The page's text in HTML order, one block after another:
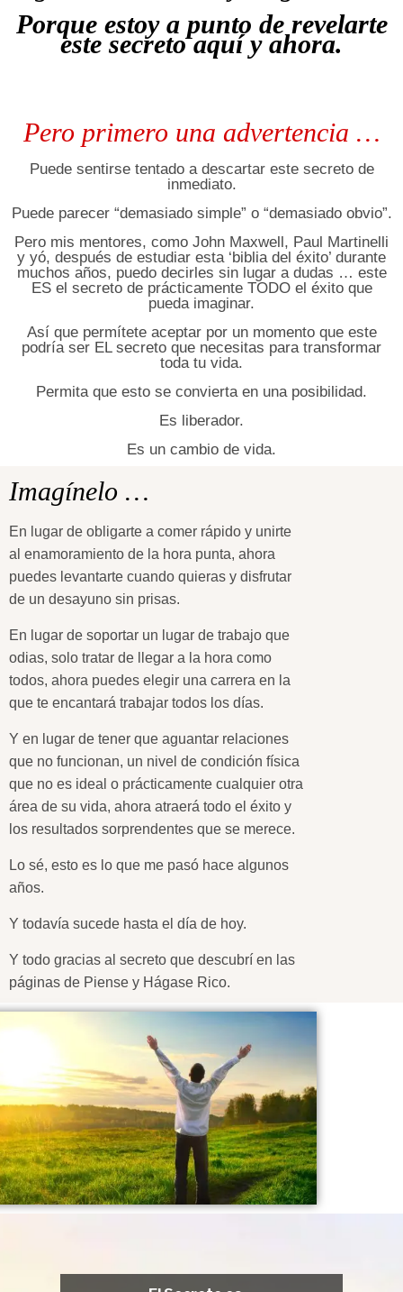
Porque estoy a punto de revelarte
este secreto aquí y ahora.
Pero primero una advertencia …
Puede sentirse tentado a descartar este secreto de
inmediato.
Puede parecer “demasiado simple” o “demasiado obvio”.
Pero mis mentores, como John Maxwell, Paul Martinelli
y yó, después de estudiar esta ‘biblia del éxito’ durante
muchos años, puedo decirles sin lugar a dudas … este
ES el secreto de prácticamente TODO el éxito que
pueda imaginar.
Así que permítete aceptar por un momento que este
podría ser EL secreto que necesitas para transformar
toda tu vida.
Permita que esto se convierta en una posibilidad.
Es liberador.
Es un cambio de vida.
Imagínelo …
En lugar de obligarte a comer rápido y unirte
al enamoramiento de la hora punta, ahora
puedes levantarte cuando quieras y disfrutar
de un desayuno sin prisas.
En lugar de soportar un lugar de trabajo que
odias, solo tratar de llegar a la hora como
todos, ahora puedes elegir una carrera en la
que te encantará trabajar todos los días.
Y en lugar de tener que aguantar relaciones
que no funcionan, un nivel de condición física
que no es ideal o prácticamente cualquier otra
área de su vida, ahora atraerá todo el éxito y
los resultados sorprendentes que se merece.
Lo sé, esto es lo que me pasó hace algunos
años.
Y todavía sucede hasta el día de hoy.
Y todo gracias al secreto que descubrí en las
páginas de Piense y Hágase Rico.